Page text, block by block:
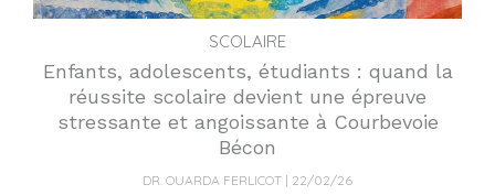
SCOLAIRE
Enfants, adolescents, étudiants : quand la
réussite scolaire devient une épreuve
stressante et angoissante à Courbevoie
Bécon
DR. OUARDA FERLICOT
22/02/26